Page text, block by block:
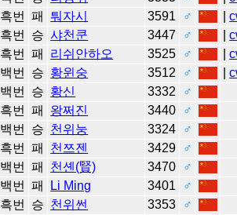
흑번 패 퉈자시 3591 ♂ |
흑번 승 샤천쿤 3447 ♂ |
흑번 패 리쉬안하오 3525 ♂ |
백번 승 황윈숭 3512 ♂ |
백번 승 황신 3332
♂
흑번 패 왕쩌진 3440
♂
백번 승 천위눙 3324
♂
흑번 패 천쯔젠 3429
♂
백번 패 천셴(賢) 3470
♂
백번 패 Li Ming 3401
♂
흑번 승 천위썬 3353
♂